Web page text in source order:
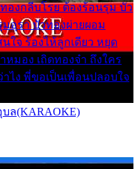
องกลีบโรย ต้องร้อนรุม บัว
อุรา บัวทองผ่ายผอม
ใจ ร้องไห้ลูกเดียว หยุด
หมอง เถิดทองจ๋า ถึงใคร
าไง พี่ขอเป็นเพื่อนปลอบใจ
ล(KARAOKE)